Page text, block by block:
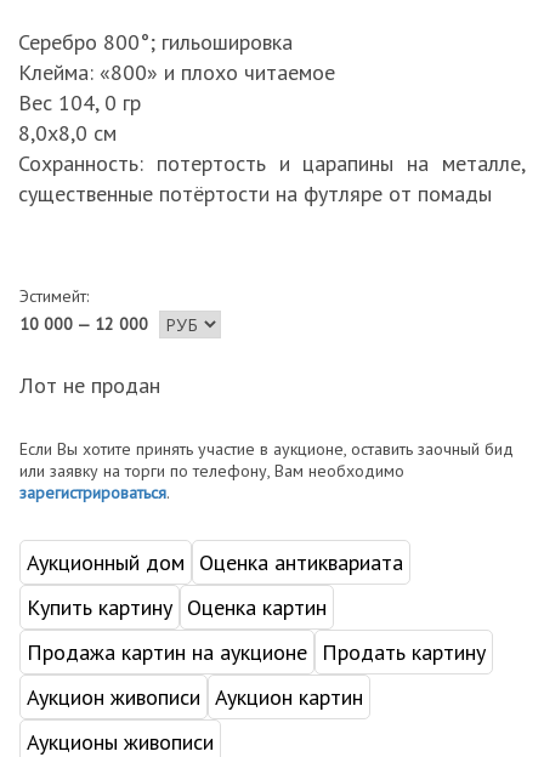
Серебро 800°; гильошировка
Клейма: «800» и плохо читаемое
Вес 104, 0 гр
8,0х8,0 см
Сохранность: потертость и царапины на металле,
существенные потёртости на футляре от помады
Эстимейт:
10 000 — 12 000
Лот не продан
Если Вы хотите принять участие в аукционе, оставить заочный бид
или заявку на торги по телефону, Вам необходимо
зарегистрироваться.
Аукционный дом
Оценка антиквариата
Купить картину Оценка картин
Продажа картин на аукционе
Продать картину
Аукцион живописи Аукцион картин
Аукционы живописи